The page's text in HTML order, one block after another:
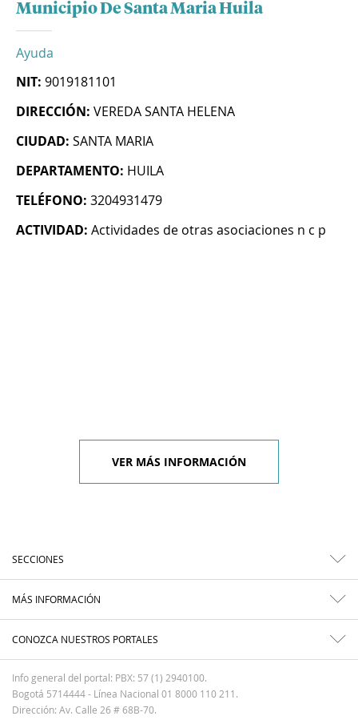
Municipio De Santa Maria Huila
Ayuda
NIT: 9019181101
DIRECCIÓN: VEREDA SANTA HELENA
CIUDAD: SANTA MARIA
DEPARTAMENTO: HUILA
TELÉFONO: 3204931479
ACTIVIDAD: Actividades de otras asociaciones n c p
VER MÁS INFORMACIÓN
SECCIONES
MÁS INFORMACIÓN
CONOZCA NUESTROS PORTALES
Info general del portal: PBX: 57 (1) 2940100.
Bogotá 5714444 - Línea Nacional 01 8000 110 211.
Dirección: Av. Calle 26 # 68B-70.